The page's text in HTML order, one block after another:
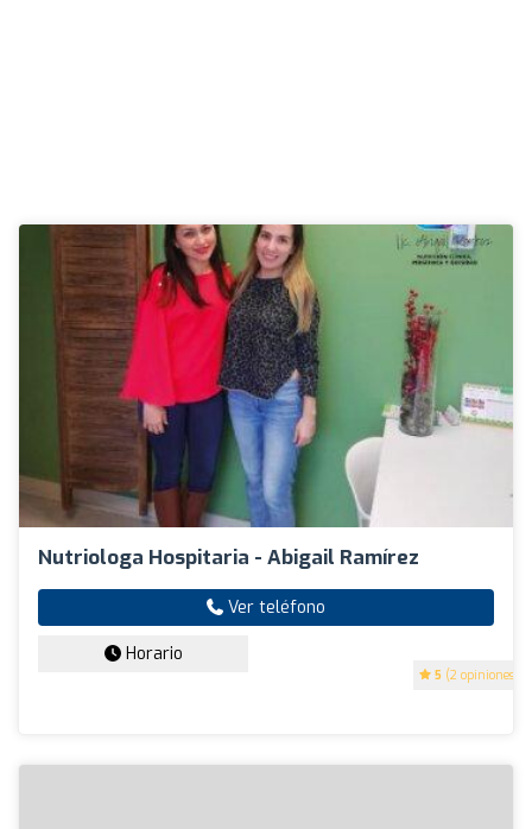
Nutriologa Hospitaria - Abigail Ramírez
5 (2 opiniones)
Ver teléfono
Horario